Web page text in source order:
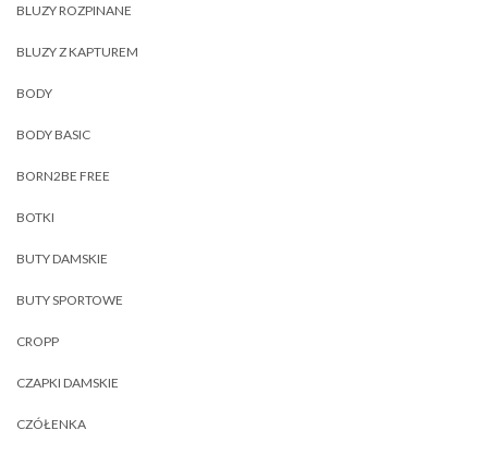
BLUZY ROZPINANE
BLUZY Z KAPTUREM
BODY
BODY BASIC
BORN2BE FREE
BOTKI
BUTY DAMSKIE
BUTY SPORTOWE
CROPP
CZAPKI DAMSKIE
CZÓŁENKA